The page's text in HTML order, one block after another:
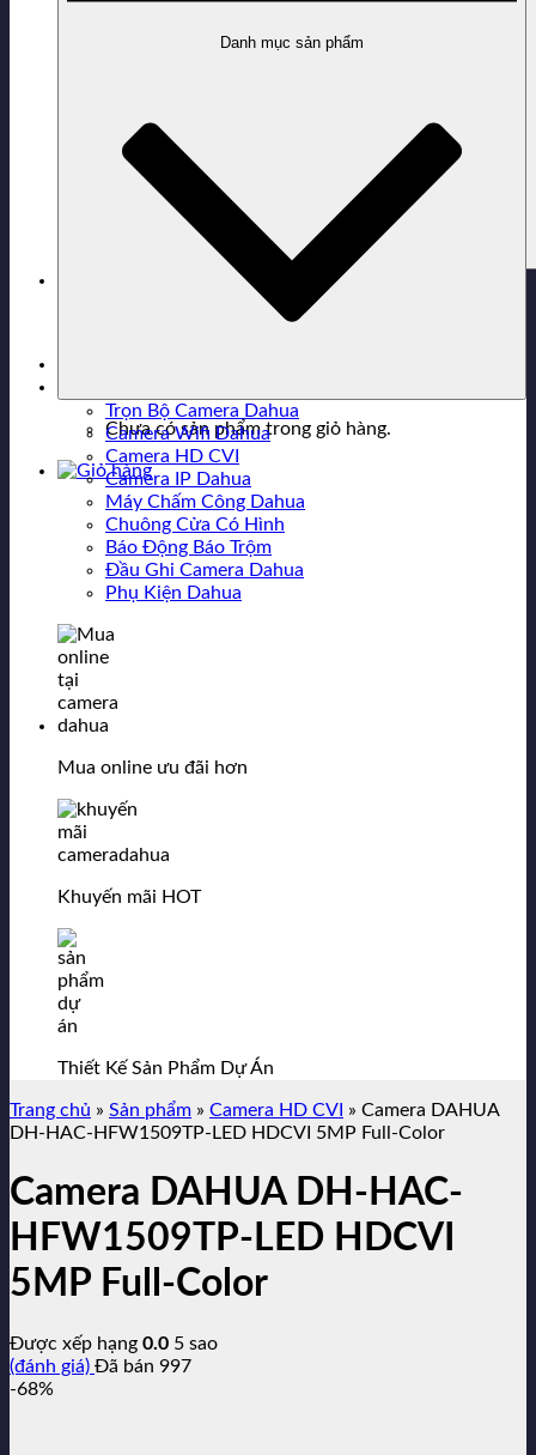
Chưa có sản phẩm trong giỏ hàng.
Danh mục sản phẩm
Trọn Bộ Camera Dahua
Camera Wifi Dahua
Camera HD CVI
Camera IP Dahua
Máy Chấm Công Dahua
Chuông Cửa Có Hình
Báo Động Báo Trộm
Đầu Ghi Camera Dahua
Phụ Kiện Dahua
Mua online ưu đãi hơn
Khuyến mãi HOT
Thiết Kế Sản Phẩm Dự Án
Trang chủ » Sản phẩm » Camera HD CVI » Camera DAHUA
DH-HAC-HFW1509TP-LED HDCVI 5MP Full-Color
Camera DAHUA DH-HAC-
HFW1509TP-LED HDCVI
5MP Full-Color
Được xếp hạng 0.0 5 sao
(đánh giá) Đã bán 997
-68%